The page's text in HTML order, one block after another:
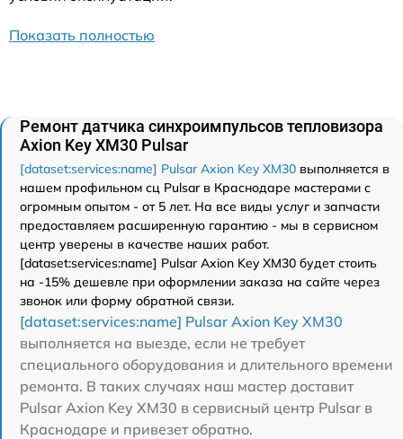
Показать полностью
Ремонт датчика синхроимпульсов тепловизора
Axion Key XM30 Pulsar
[dataset:services:name] Pulsar Axion Key XM30 выполняется в
нашем профильном сц Pulsar в Краснодаре мастерами с
огромным опытом - от 5 лет. На все виды услуг и запчасти
предоставляем расширенную гарантию - мы в сервисном
центр уверены в качестве наших работ.
[dataset:services:name] Pulsar Axion Key XM30 будет стоить
на -15% дешевле при оформлении заказа на сайте через
звонок или форму обратной связи.
[dataset:services:name] Pulsar Axion Key XM30
выполняется на выезде, если не требует
специального оборудования и длительного времени
ремонта. В таких случаях наш мастер доставит
Pulsar Axion Key XM30 в сервисный центр Pulsar в
Краснодаре и привезет обратно.